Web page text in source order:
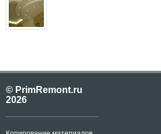
© PrimRemont.ru
2026